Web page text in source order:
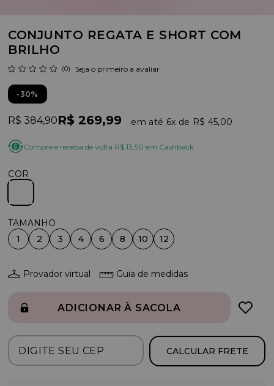
CONJUNTO REGATA E SHORT COM
BRILHO
(0) Seja o primeiro a avaliar
30%
R$ 384,90R$ 269,99 6x R$ 45,00
Compre e receba de volta R$ 13,50 em Cashback
COR
1 2 3 4 6 8 10 12
Provador virtual Guia de medidas
ADICIONAR À SACOLA
CALCULAR FRETE